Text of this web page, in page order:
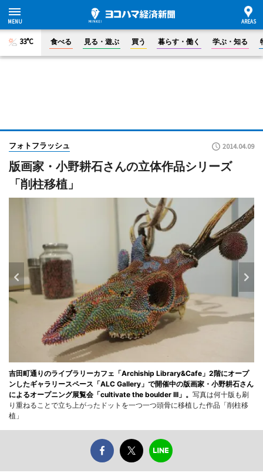
33°C 食べる 見る・遊ぶ 買う 暮らす・働く 学ぶ・知る
フォトフラッシュ 2014.04.09
版画家・小野耕石さんの立体作品シリーズ
「削柱移植」
吉田町通りのライブラリーカフェ「Archiship Library&Cafe」2階にオープ
ンしたギャラリースペース「ALC Gallery」で開催中の版画家・小野耕石さん
によるオープニング展覧会「cultivate the boulder III」。 写真は何十版も刷
り重ねることで立ち上がったドットを一つ一つ頭骨に移植した作品「削柱移
植」